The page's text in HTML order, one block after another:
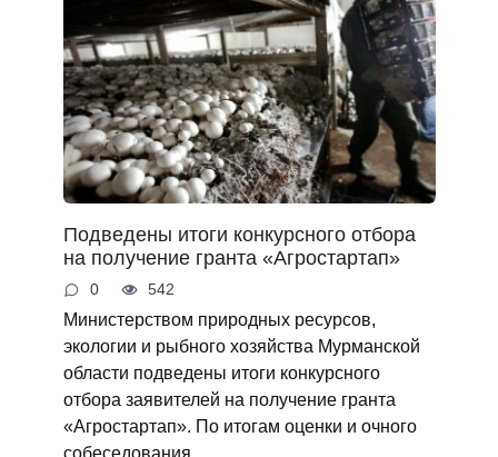
Подведены итоги конкурсного отбора
на получение гранта «Агростартап»
0 542
Министерством природных ресурсов,
экологии и рыбного хозяйства Мурманской
области подведены итоги конкурсного
отбора заявителей на получение гранта
«Агростартап». По итогам оценки и очного